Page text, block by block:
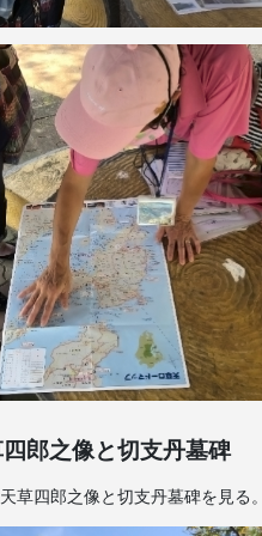
郎之像と切支丹墓碑
草四郎之像と切支丹墓碑を見る